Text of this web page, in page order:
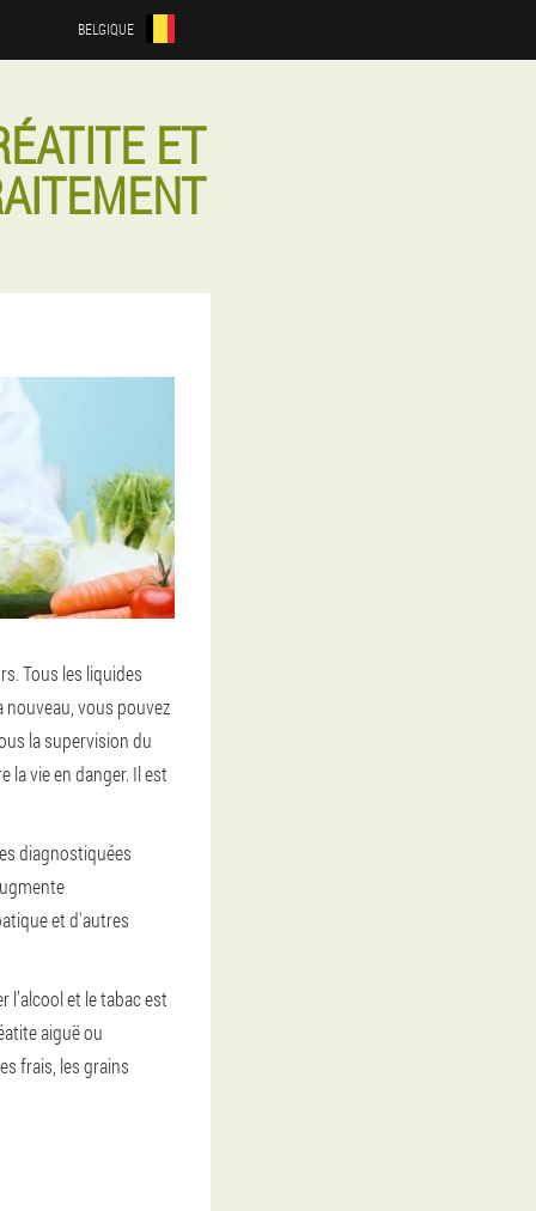
BELGIQUE
ET
Tous les liquides
vous pouvez
la supervision du
la vie en danger. Il est
diagnostiquées
et d'autres
l’alcool et le tabac est
aiguë ou
frais, les grains